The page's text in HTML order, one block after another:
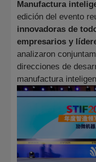
Manufactura
edición del evento
innovadoras de
empresarios y
analizaron
direcciones de
manufactura